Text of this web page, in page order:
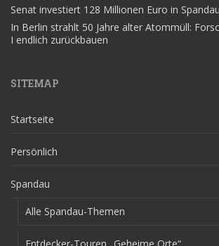
Senat investiert 128 Millionen Euro in Spandau
In Berlin strahlt 50 Jahre alter Atommüll:
I endlich zurückbauen
SITEMAP
Startseite
Persönlich
Spandau
Alle Spandau-Themen